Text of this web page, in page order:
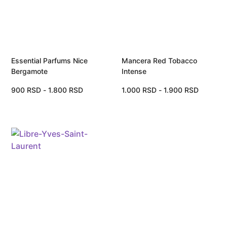
Essential Parfums Nice
Bergamote
900 RSD -1.800 RSD
Mancera Red Tobacco
Intense
1.000 RSD- 1.900 RSD